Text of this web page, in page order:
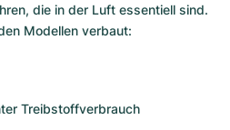
die in der Luft essentiell sind.
Modellen verbaut:
Treibstoffverbrauch